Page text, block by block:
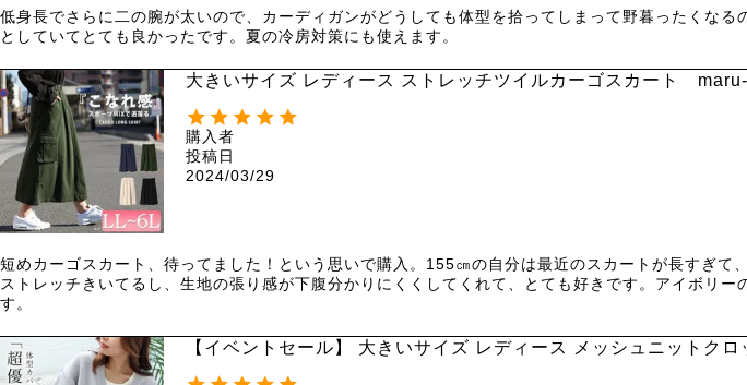
低身長でさらに二の腕が太いので、カーディガンがどうしても体型を拾ってしまって野暮ったくなる
としていてとても良かったです。夏の冷房対策にも使えます。
大きいサイズ レディース ストレッチツイルカーゴスカート
購入者
投稿日
2024/03/29
短めカーゴスカート、待ってました！という思いで購入。155㎝の自分は最近のスカートが長すぎて
ストレッチきいてるし、生地の張り感が下腹分かりにくくしてくれて、とても好きです。アイボリ
す。
【イベントセール】 大きいサイズ レディース メッシュニットク